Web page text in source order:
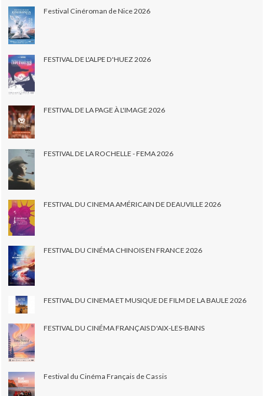
Festival Cinéroman de Nice 2026
FESTIVAL DE L'ALPE D'HUEZ 2026
FESTIVAL DE LA PAGE À L'IMAGE 2026
FESTIVAL DE LA ROCHELLE - FEMA 2026
FESTIVAL DU CINEMA AMÉRICAIN DE DEAUVILLE 2026
FESTIVAL DU CINÉMA CHINOIS EN FRANCE 2026
FESTIVAL DU CINEMA ET MUSIQUE DE FILM DE LA BAULE 2026
FESTIVAL DU CINÉMA FRANÇAIS D'AIX-LES-BAINS
Festival du Cinéma Français de Cassis